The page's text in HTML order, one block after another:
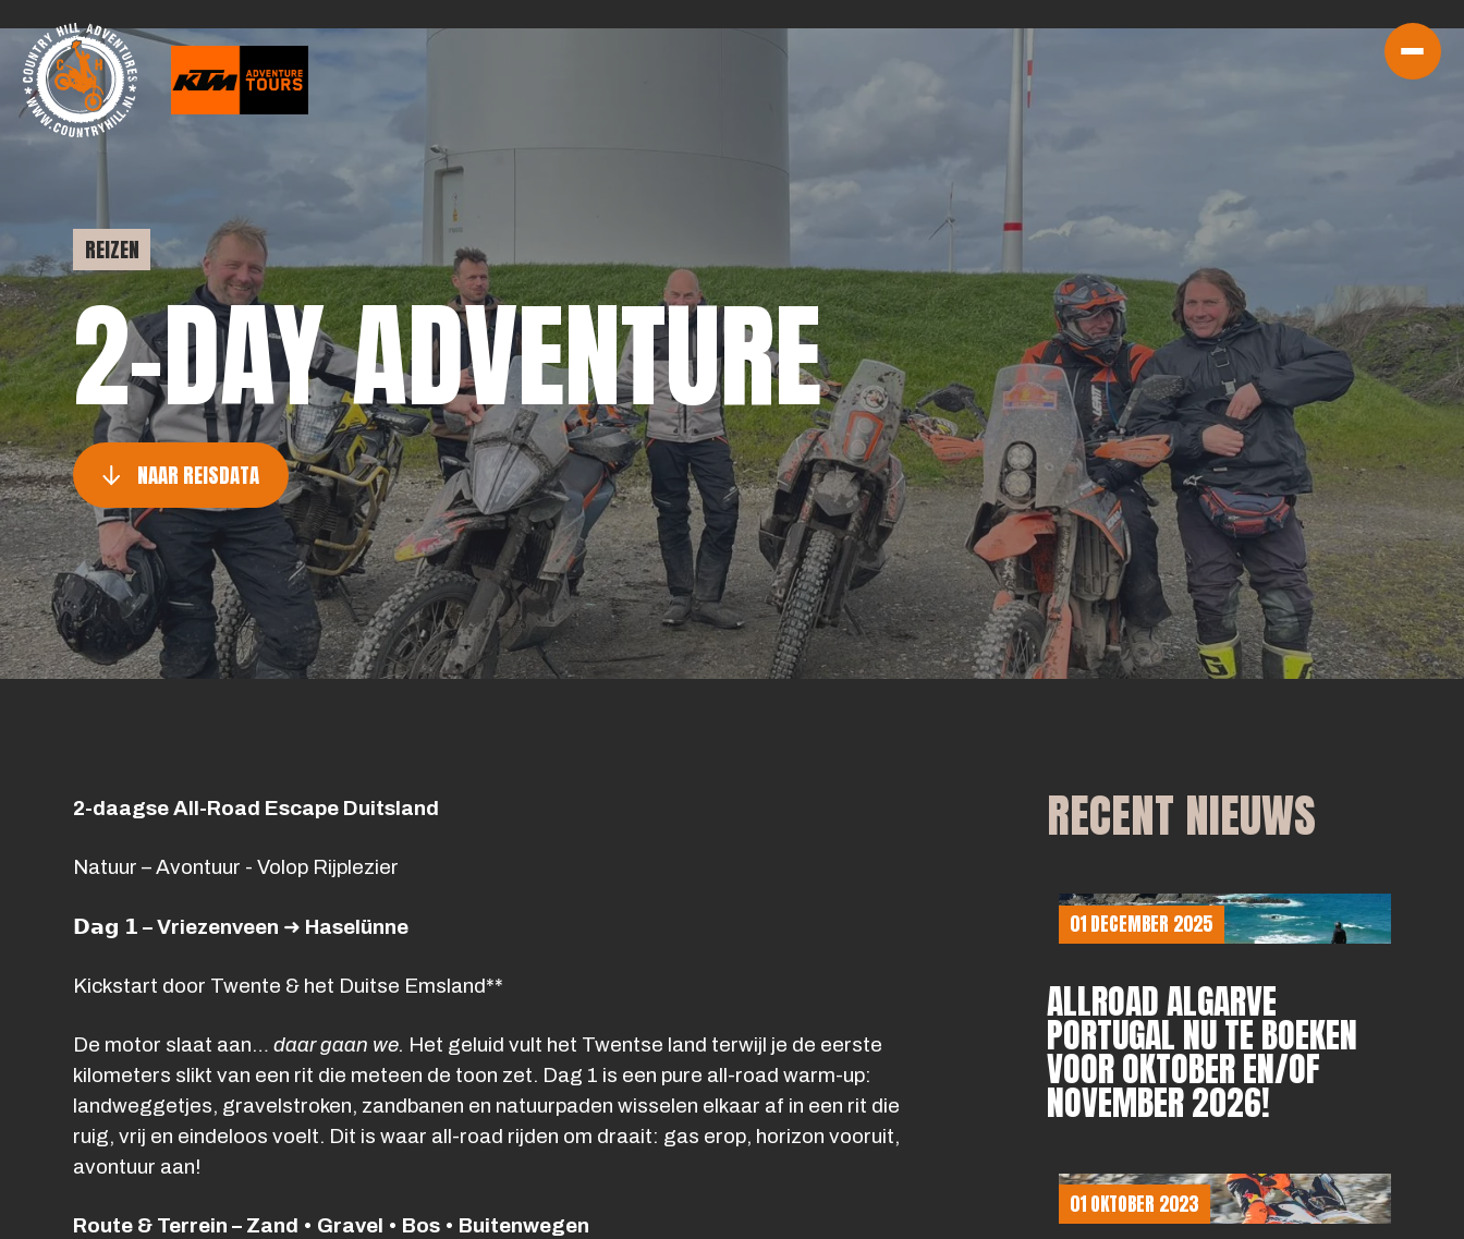
REIZEN
2-DAY ADVENTURE
NAAR REISDATA
2-daagse All-Road Escape Duitsland
Natuur – Avontuur - Volop Rijplezier
𝗗𝗮𝗴 𝟭 – Vriezenveen ➜ Haselünne
Kickstart door Twente & het Duitse Emsland**
De motor slaat aan…daar gaan we. Het geluid vult het Twentse land terwijl je de eerste
kilometers slikt van een rit die meteen de toon zet. Dag 1 is een pure all-road warm-up:
landweggetjes, gravelstroken, zandbanen en natuurpaden wisselen elkaar af in een rit die
ruig, vrij en eindeloos voelt. Dit is waar all-road rijden om draait: gas erop, horizon vooruit,
avontuur aan!
Route & Terrein – Zand • Gravel • Bos • Buitenwegen
RECENT NIEUWS
01 DECEMBER 2025
ALLROAD ALGARVE
PORTUGAL NU TE BOEKEN
VOOR OKTOBER EN/OF
NOVEMBER 2026!
01 OKTOBER 2023